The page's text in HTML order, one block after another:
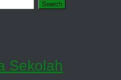
Sekolah